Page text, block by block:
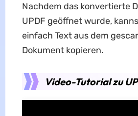
Nachdem das konvertierte
UPDF geöffnet wurde,
einfach Text aus dem
Dokument kopieren.
Video-Tutorial zu